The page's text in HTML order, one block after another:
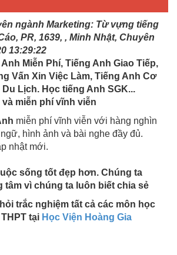
ngành Marketing: Từ vựng tiếng
PR, 1639, , Minh Nhật, Chuyên
13:29:22
Miễn Phí, Tiếng Anh Giao Tiếp,
Vấn Xin Việc Làm, Tiếng Anh Cơ
Du Lịch. Học tiếng Anh SGK...
và miễn phí vĩnh viễn
miễn phí vĩnh viễn với hàng nghìn
hình ảnh và bài nghe đầy đủ.
nhật mới.
sống tốt đẹp hơn. Chúng ta
tâm vì chúng ta luôn biết chia sẻ
trắc nghiệm tất cả các môn học
tại Học Viện Hoàng Gia